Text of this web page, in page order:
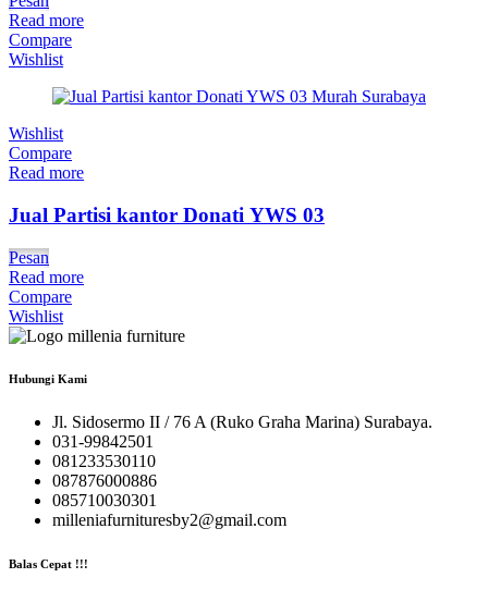
Read more
Compare
Wishlist
Wishlist
Compare
Read more
Jual Partisi kantor Donati YWS 03
Pesan
Read more
Compare
Wishlist
Hubungi Kami
Jl. Sidosermo II / 76 A (Ruko Graha Marina) Surabaya.
031-99842501
081233530110
087876000886
085710030301
milleniafurnituresby2@gmail.com
Balas Cepat !!!